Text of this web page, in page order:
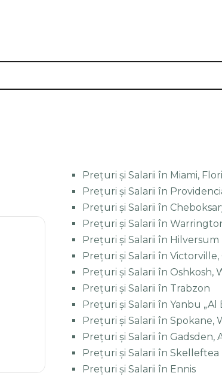
Prețuri și Salarii în Miami,
Prețuri și Salarii în
Prețuri și Salarii în
Prețuri și Salarii în
Prețuri și Salarii în Hilversum
Prețuri și Salarii în Victorville,
Prețuri și Salarii în Oshkosh,
Prețuri și Salarii în Trabzon
Prețuri și Salarii în Yanbu „Al
Prețuri și Salarii în Spokane,
Prețuri și Salarii în Gadsden,
Prețuri și Salarii în Skelleftea
Prețuri și Salarii în Ennis